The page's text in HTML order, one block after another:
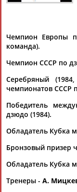
Флюра
АББАТЕ-
Чемпион Европы
команда).
Чемпион СССР по
Серебряный
чемпионатов СССР
Победитель
дзюдо (1984).
Обладатель Кубка
Бронзовый призер
Обладатель Кубка
Тренеры - А.